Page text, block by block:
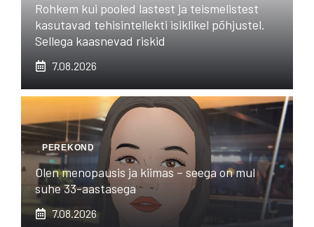
Rohkem kui pooled lastest ja teismelistest
kasutavad tehisintellekti isiklikel põhjustel.
Sellega kaasnevad riskid
7.08.2026
PEREKOND
Olen menopausis ja kiimas – seega on mul
suhe 33-aastasega
7.08.2026